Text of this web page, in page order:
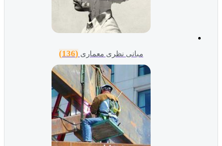
مبانی نظری معماری (136)